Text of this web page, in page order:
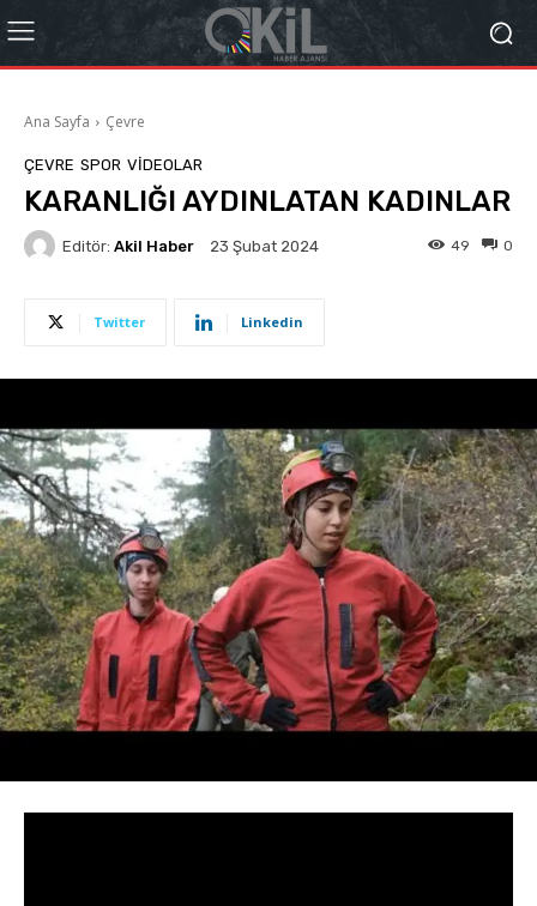
Ana Sayfa Çevre
ÇEVRE SPOR VIDEOLAR
KARANLIĞI AYDINLATAN KADINLAR
Editör: Akil Haber 23 Şubat 2024 0
49
Twitter Linkedin